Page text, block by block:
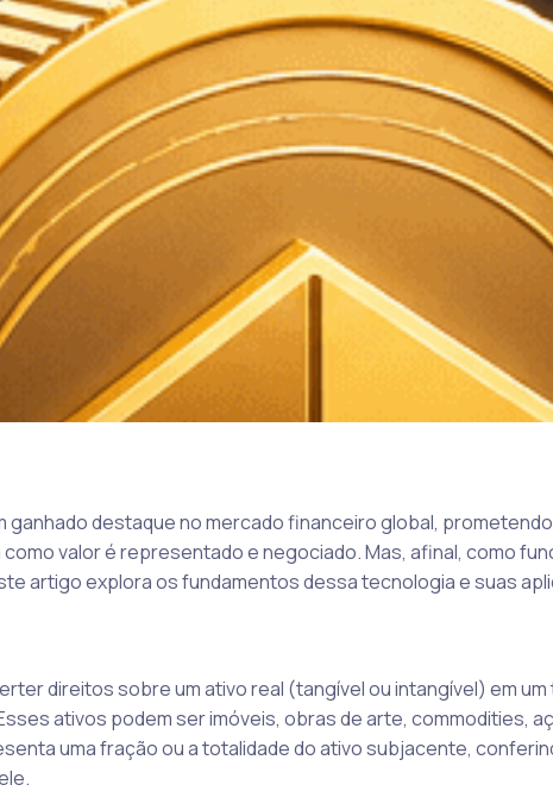
ganhado destaque no mercado financeiro global,
valor é representado e negociado. Mas, afinal, como
artigo explora os fundamentos dessa tecnologia e suas
direitos sobre um ativo real (tangível ou intangível) em um
ativos podem ser imóveis, obras de arte, commodities,
uma fração ou a totalidade do ativo subjacente,